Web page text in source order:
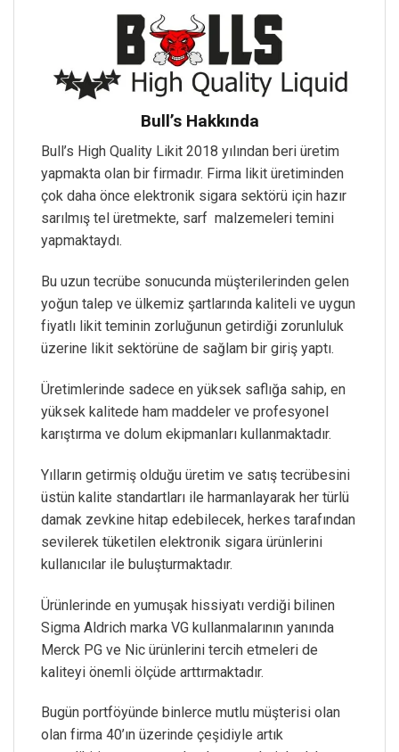
Bull’s Hakkında
Bull’s High Quality Likit 2018 yılından beri üretim
yapmakta olan bir firmadır. Firma likit üretiminden
çok daha önce elektronik sigara sektörü için hazır
sarılmış tel üretmekte, sarf malzemeleri temini
yapmaktaydı.
Bu uzun tecrübe sonucunda müşterilerinden gelen
yoğun talep ve ülkemiz şartlarında kaliteli ve uygun
fiyatlı likit teminin zorluğunun getirdiği zorunluluk
üzerine likit sektörüne de sağlam bir giriş yaptı.
Üretimlerinde sadece en yüksek saflığa sahip, en
yüksek kalitede ham maddeler ve profesyonel
karıştırma ve dolum ekipmanları kullanmaktadır.
Yılların getirmiş olduğu üretim ve satış tecrübesini
üstün kalite standartları ile harmanlayarak her türlü
damak zevkine hitap edebilecek, herkes tarafından
sevilerek tüketilen elektronik sigara ürünlerini
kullanıcılar ile buluşturmaktadır.
Ürünlerinde en yumuşak hissiyatı verdiği bilinen
Sigma Aldrich marka VG kullanmalarının yanında
Merck PG ve Nic ürünlerini tercih etmeleri de
kaliteyi önemli ölçüde arttırmaktadır.
Bugün portföyünde binlerce mutlu müşterisi olan
olan firma 40’ın üzerinde çeşidiyle artık